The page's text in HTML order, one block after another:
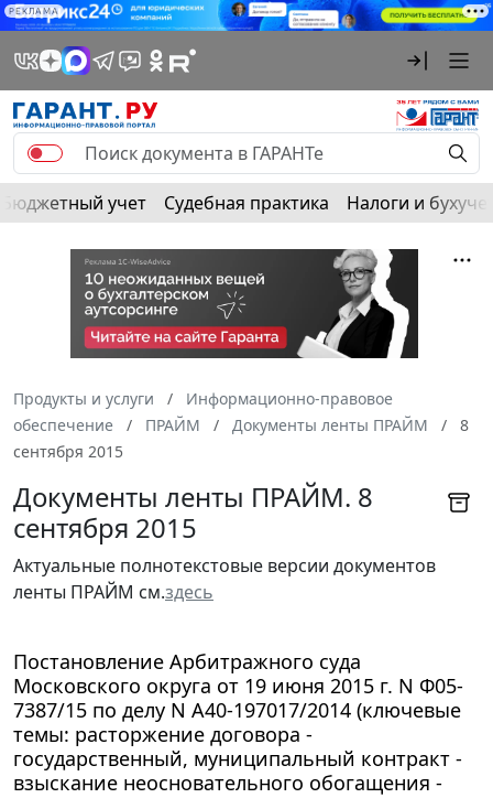
РЕКЛАМА
Бюджетный учет Судебная практика Налоги и
Продукты и услуги
Информационно-правовое
обеспечение
ПРАЙМ Документы ленты ПРАЙМ
8
сентября 2015
Документы ленты ПРАЙМ. 8
сентября 2015
Актуальные полнотекстовые версии документов
ленты ПРАЙМ см.здесь
Постановление Арбитражного суда
Московского округа от 19 июня 2015 г. N Ф05-
7387/15 по делу N А40-197017/2014 (ключевые
темы: расторжение договора -
государственный, муниципальный контракт -
взыскание неосновательного обогащения -